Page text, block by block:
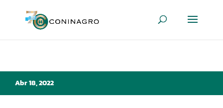
Abr 18, 2022